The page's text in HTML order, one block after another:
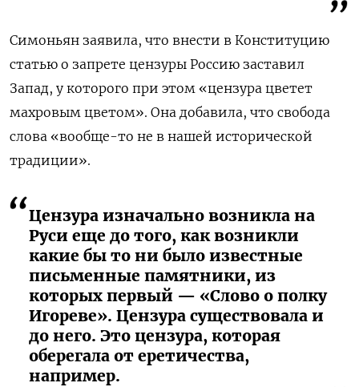
Симоньян заявила, что внести в Конституцию
статью о запрете цензуры Россию заставил
Запад, у которого при этом «цензура цветет
махровым цветом». Она добавила, что свобода
слова «вообще-то не в нашей исторической
традиции».
Цензура изначально возникла на
Руси еще до того, как возникли
какие бы то ни было известные
письменные памятники, из
которых первый — «Слово о полку
Игореве». Цензура существовала и
до него. Это цензура, которая
оберегала от еретичества,
например.